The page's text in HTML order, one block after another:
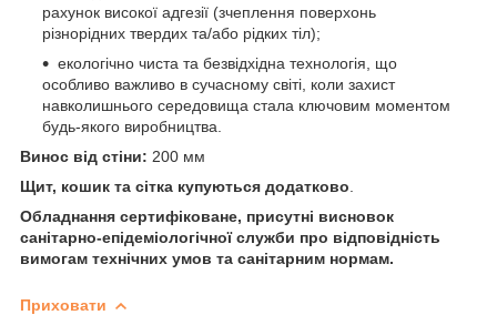
рахунок високої адгезії (зчеплення поверхонь
різнорідних твердих та/або рідких тіл);
екологічно чиста та безвідхідна технологія, що
особливо важливо в сучасному світі, коли захист
навколишнього середовища стала ключовим моментом
будь-якого виробництва.
Винос від стіни: 200 мм
Щит, кошик та сітка купуються додатково
Обладнання сертифіковане, присутні висновок
санітарно-епідеміологічної служби про відповідність
вимогам технічних умов та санітарним нормам.
Приховати